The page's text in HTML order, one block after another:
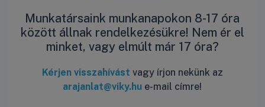
Munkatársaink munkanapokon 8-17 óra
között állnak rendelkezésükre! Nem ér el
minket, vagy elmúlt már 17 óra?
Kérjen visszahívást vagy írjon nekünk az
arajanlat@viky.hu e-mail címre!